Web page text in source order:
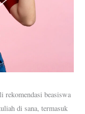
rekomendasi beasiswa
di sana, termasuk